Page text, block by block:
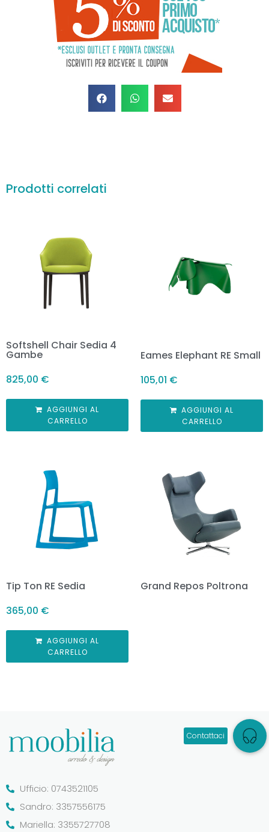
Prodotti correlati
Softshell Chair Sedia 4
Gambe
825,00 €
AGGIUNGI AL
CARRELLO
Eames Elephant RE Small
105,01 €
AGGIUNGI AL
CARRELLO
Tip Ton RE Sedia
365,00 €
AGGIUNGI AL
CARRELLO
Grand Repos Poltrona
Ufficio: 0743521105
Sandro: 3357556175
Mariella: 3355727708